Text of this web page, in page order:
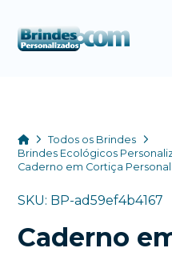
HomeTodos os Brindes
Brindes Ecológicos
Caderno em Cortiça
SKU: BP-ad59ef4b4167
Caderno